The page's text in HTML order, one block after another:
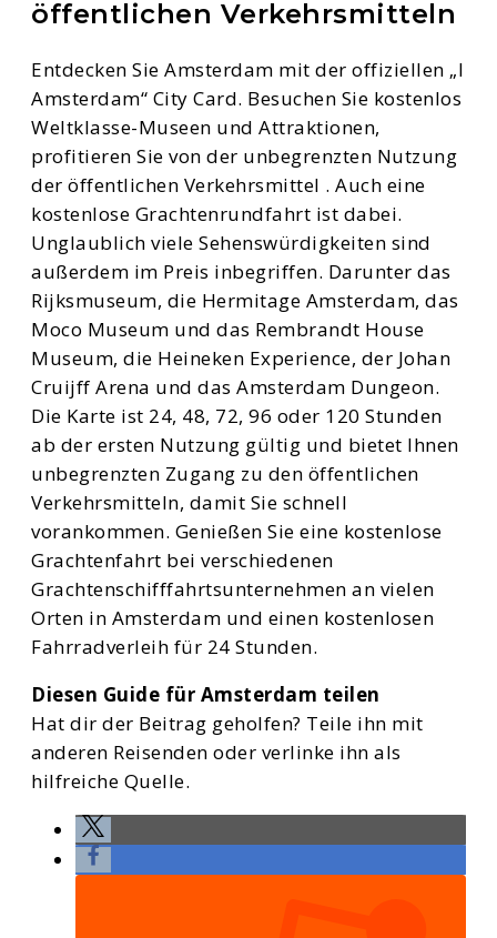
öffentlichen Verkehrsmitteln
Entdecken Sie Amsterdam mit der offiziellen „I
Amsterdam“ City Card. Besuchen Sie kostenlos
Weltklasse-Museen und Attraktionen,
profitieren Sie von der unbegrenzten Nutzung
der öffentlichen Verkehrsmittel . Auch eine
kostenlose Grachtenrundfahrt ist dabei.
Unglaublich viele Sehenswürdigkeiten sind
außerdem im Preis inbegriffen. Darunter das
Rijksmuseum, die Hermitage Amsterdam, das
Moco Museum und das Rembrandt House
Museum, die Heineken Experience, der Johan
Cruijff Arena und das Amsterdam Dungeon.
Die Karte ist 24, 48, 72, 96 oder 120 Stunden
ab der ersten Nutzung gültig und bietet Ihnen
unbegrenzten Zugang zu den öffentlichen
Verkehrsmitteln, damit Sie schnell
vorankommen. Genießen Sie eine kostenlose
Grachtenfahrt bei verschiedenen
Grachtenschifffahrtsunternehmen an vielen
Orten in Amsterdam und einen kostenlosen
Fahrradverleih für 24 Stunden.
Diesen Guide für Amsterdam teilen
Hat dir der Beitrag geholfen? Teile ihn mit
anderen Reisenden oder verlinke ihn als
hilfreiche Quelle.